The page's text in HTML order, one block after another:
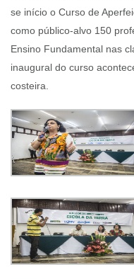
se início o Curso de
como público-alvo 150
Ensino Fundamental nas
inaugural do curso
costeira.